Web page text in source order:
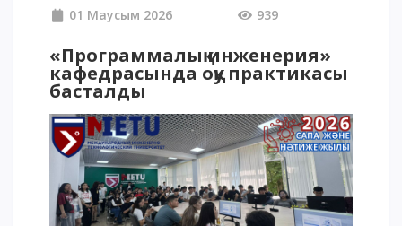
Оқуға түсу сценарийлері-2026
Гранттар
АнтиОлимпиада
Жеңілдіктер
50 баллдан төмен / ҰБТ-сыз
ҚЫЗЫҚТЫ
01 Маусым 2026 939
«Программалық инженерия»
кафедрасында оқу практикасы
басталды